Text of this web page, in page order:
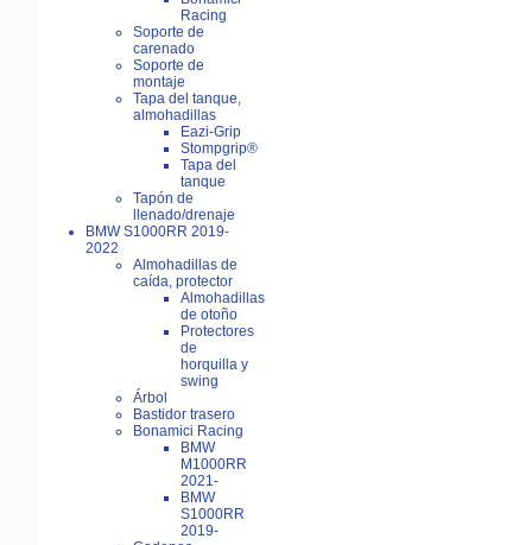
Racing
Soporte de
carenado
Soporte de
montaje
Tapa del tanque,
almohadillas
Eazi-Grip
Stompgrip®
Tapa del
tanque
Tapón de
llenado/drenaje
BMW S1000RR 2019-
2022
Almohadillas de
caída, protector
Almohadillas
de otoño
Protectores
de
horquilla y
swing
Árbol
Bastidor trasero
Bonamici Racing
BMW
M1000RR
2021-
BMW
S1000RR
2019-